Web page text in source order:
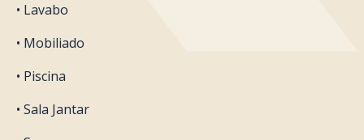
• Lavabo
• Mobiliado
• Piscina
• Sala Jantar